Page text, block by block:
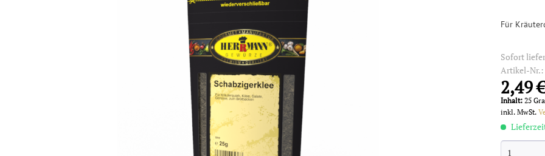
Für
Sofort
Artikel-
2,49
Inhalt:25
inkl. MwSt.